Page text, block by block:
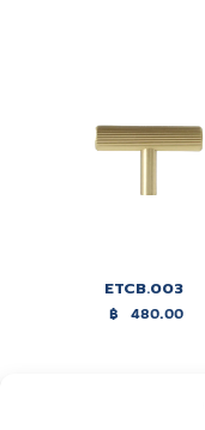
ETCB.003
฿ 480.00